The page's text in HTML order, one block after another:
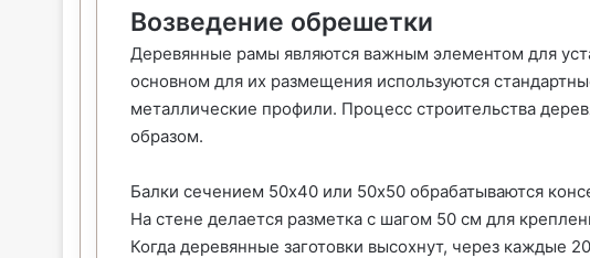
Возведение обрешетки
Деревянные рамы являются важным элементом для
основном для их размещения используются
металлические профили. Процесс строительства
образом.
Балки сечением 50х40 или 50х50 обрабатываются
На стене делается разметка с шагом 50 см для
Когда деревянные заготовки высохнут, через каждые